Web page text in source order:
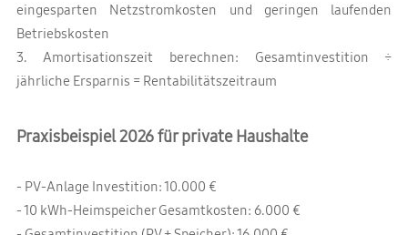
eingesparten Netzstromkosten und geringen laufenden
Betriebskosten
3. Amortisationszeit berechnen: Gesamtinvestition ÷
jährliche Ersparnis = Rentabilitätszeitraum
Praxisbeispiel 2026 für private Haushalte
- PV-Anlage Investition: 10.000 €
- 10 kWh-Heimspeicher Gesamtkosten: 6.000 €